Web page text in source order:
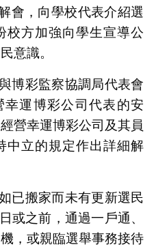
會，向學校代表介紹選
校方加強向學生宣導公
意識。
博彩監察協調局代表會
運博彩公司代表的安
營幸運博彩公司及其員
中立的規定作出詳細解
已搬家而未有更新選民
或之前，通過一戶通、
，或親臨選舉事務接待